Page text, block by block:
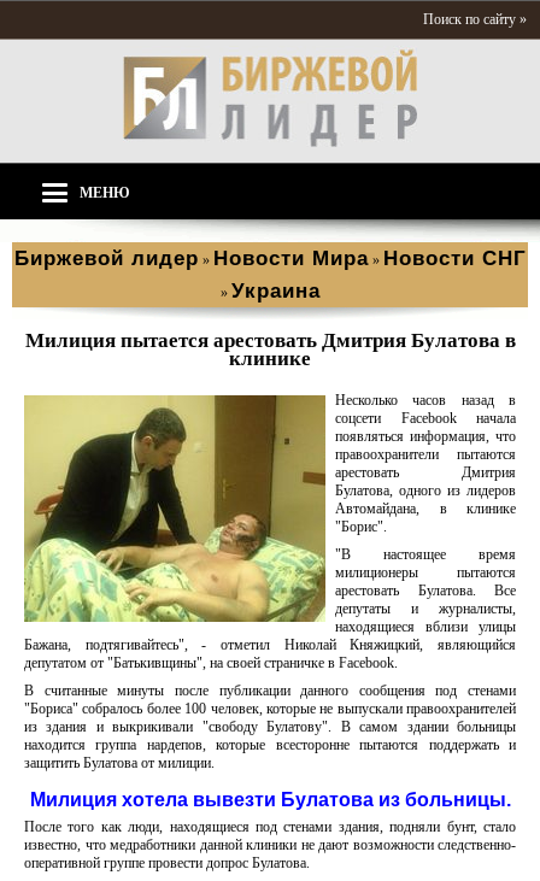
Поиск по сайту »
МЕНЮ
Биржевой лидер » Новости Мира » Новости СНГ
» Украина
Милиция пытается арестовать Дмитрия Булатова в
клинике
Несколько часов назад в
соцсети Facebook начала
появляться информация, что
правоохранители пытаются
арестовать Дмитрия
Булатова, одного из лидеров
Автомайдана, в клинике
"Борис".
"В настоящее время
милиционеры пытаются
арестовать Булатова. Все
депутаты и журналисты,
находящиеся вблизи улицы
Бажана, подтягивайтесь", - отметил Николай Княжицкий, являющийся
депутатом от "Батькивщины", на своей страничке в Facebook.
В считанные минуты после публикации данного сообщения под стенами
"Бориса" собралось более 100 человек, которые не выпускали правоохранителей
из здания и выкрикивали "свободу Булатову". В самом здании больницы
находится группа нардепов, которые всесторонне пытаются поддержать и
защитить Булатова от милиции.
Милиция хотела вывезти Булатова из больницы.
После того как люди, находящиеся под стенами здания, подняли бунт, стало
известно, что медработники данной клиники не дают возможности следственно-
оперативной группе провести допрос Булатова.